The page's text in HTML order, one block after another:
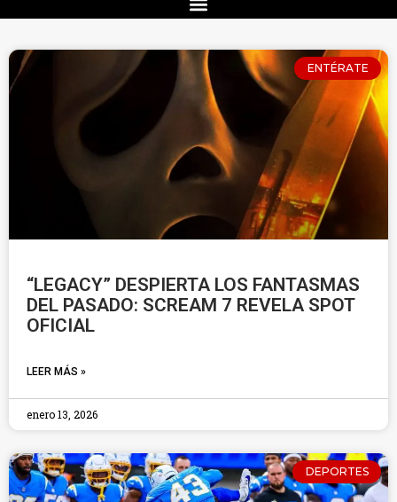
ENTÉRATE
“LEGACY” DESPIERTA LOS FANTASMAS
DEL PASADO: SCREAM 7 REVELA SPOT
OFICIAL
LEER MÁS »
enero 13, 2026
DEPORTES